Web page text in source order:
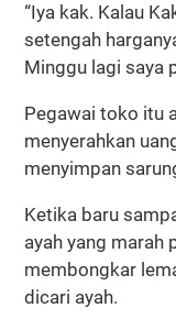
“Iya kak. Kalau
setengah
Minggu lagi saya
Pegawai toko itu
menyerahkan
menyimpan
Ketika baru
ayah yang marah
membongkar
dicari ayah.